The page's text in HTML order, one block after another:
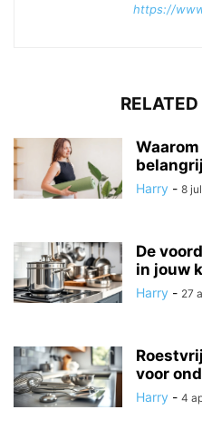
https://
Harry - 8
De
in jouw
Harry - 27
voor
Harry - 4